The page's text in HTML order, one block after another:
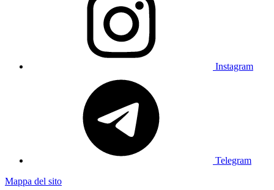
Instagram
Telegram
Mappa del sito